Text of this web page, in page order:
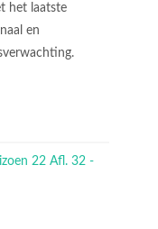
het laatste
en